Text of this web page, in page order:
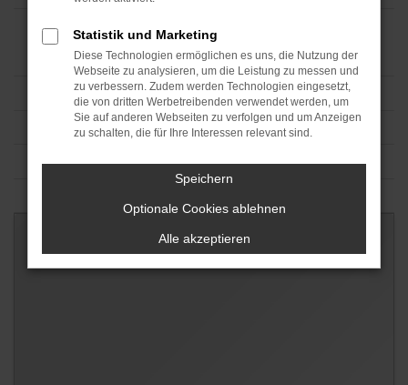
Statistik und Marketing
Diese Technologien ermöglichen es uns, die Nutzung der
Webseite zu analysieren, um die Leistung zu messen und
zu verbessern. Zudem werden Technologien eingesetzt,
die von dritten Werbetreibenden verwendet werden, um
Sie auf anderen Webseiten zu verfolgen und um Anzeigen
zu schalten, die für Ihre Interessen relevant sind.
Speichern
Optionale Cookies ablehnen
Alle akzeptieren